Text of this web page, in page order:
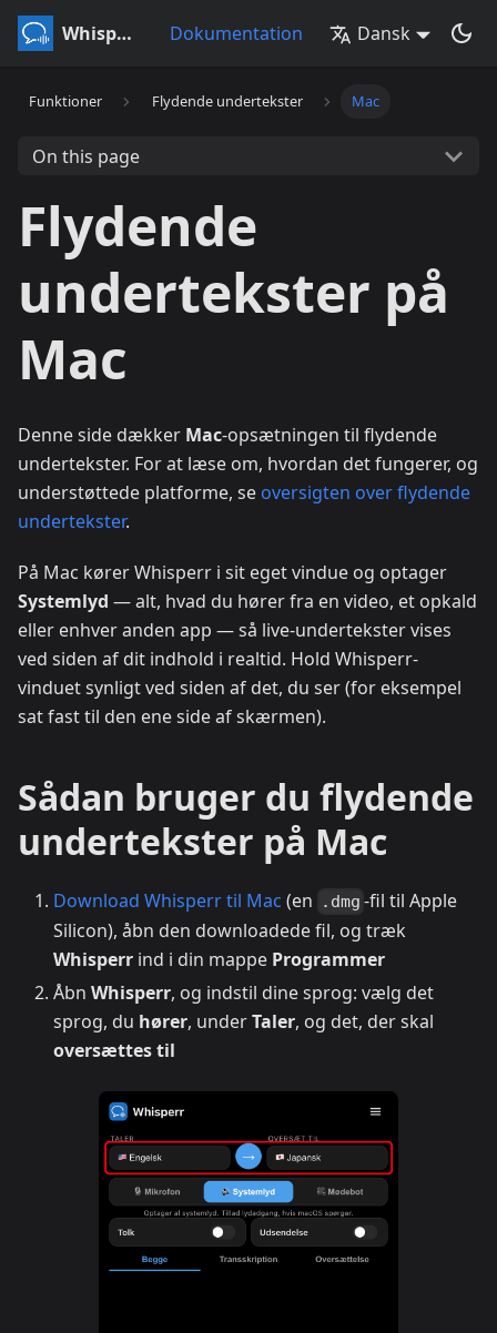
Whisperr Dokumentation Dansk
Funktioner Flydende undertekster Mac
On this page
Flydende
undertekster på
Mac
Denne side dækker Mac-opsætningen til flydende
undertekster. For at læse om, hvordan det fungerer, og
understøttede platforme, se oversigten over flydende
undertekster.
På Mac kører Whisperr i sit eget vindue og optager
Systemlyd — alt, hvad du hører fra en video, et opkald
eller enhver anden app — så live-undertekster vises
ved siden af dit indhold i realtid. Hold Whisperr-
vinduet synligt ved siden af det, du ser (for eksempel
sat fast til den ene side af skærmen).
Sådan bruger du flydende
undertekster på Mac
Download Whisperr til Mac (en .dmg -fil til Apple
Silicon), åbn den downloadede fil, og træk
Whisperr ind i din mappe Programmer
Åbn Whisperr, og indstil dine sprog: vælg det
sprog, du hører, underTaler, og det, der skal
oversættes til